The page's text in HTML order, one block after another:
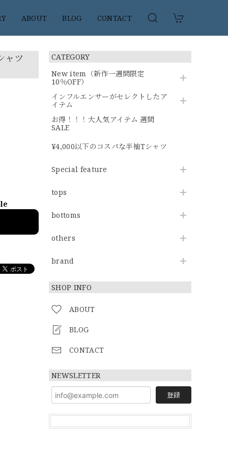
ABOUT BLOG CONTACT
CATEGORY
New item（新作一週間限定
10％OFF）
インフルエンサーがセレクトしたア
イテム
お得！！！大人気アイテム 週間
SALE
¥4,000以下のコスパな半袖Tシャツ
Special feature
tops
bottoms
others
brand
SHOP INFO
ABOUT
BLOG
CONTACT
NEWSLETTER
登録
ャツ